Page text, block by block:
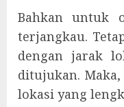
Bahkan untuk
terjangkau.
dengan jarak
ditujukan.
lokasi yang